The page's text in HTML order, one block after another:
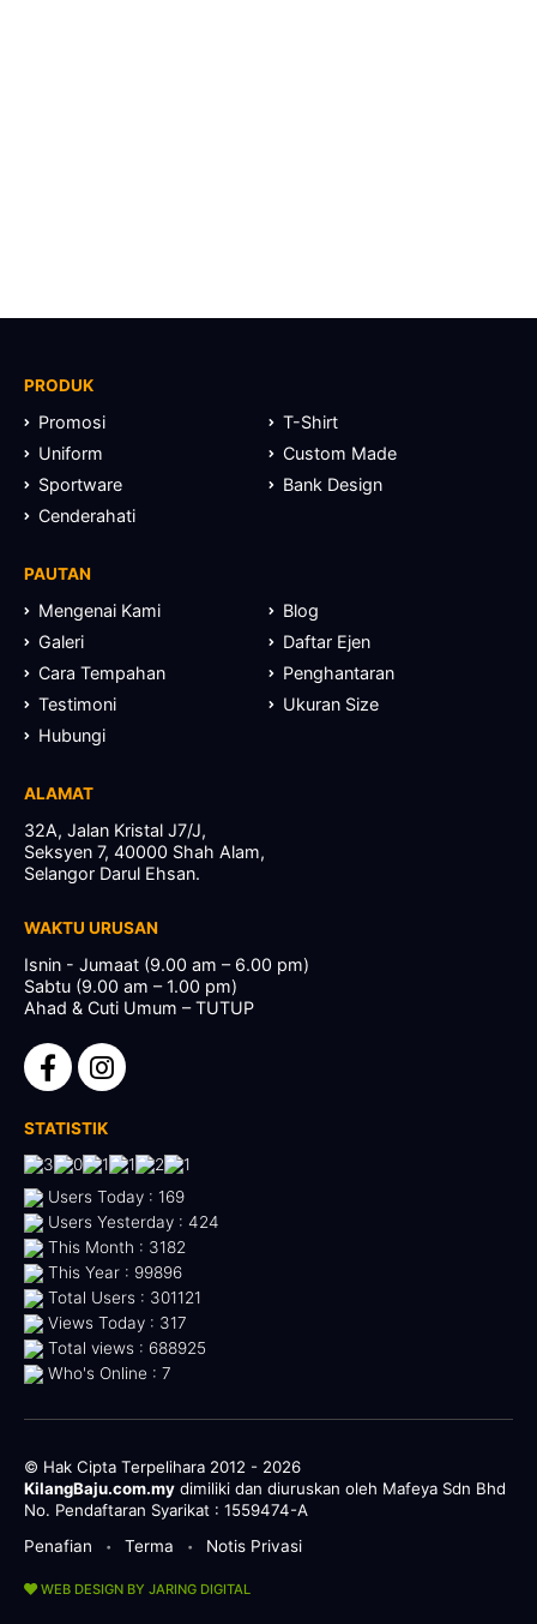
PRODUK
Promosi
T-Shirt
Uniform
Custom Made
Sportware
Bank Design
Cenderahati
PAUTAN
Mengenai Kami
Blog
Galeri
Daftar Ejen
Cara Tempahan
Penghantaran
Testimoni
Ukuran Size
Hubungi
ALAMAT
32A, Jalan Kristal J7/J,
Seksyen 7, 40000 Shah Alam,
Selangor Darul Ehsan.
WAKTU URUSAN
Isnin - Jumaat (9.00 am – 6.00 pm)
Sabtu (9.00 am – 1.00 pm)
Ahad & Cuti Umum – TUTUP
STATISTIK
Users Today : 169
Users Yesterday : 424
This Month : 3182
This Year : 99896
Total Users : 301121
Views Today : 317
Total views : 688925
Who's Online : 7
© Hak Cipta Terpelihara 2012 - 2026
KilangBaju.com.my dimiliki dan diuruskan oleh Mafeya Sdn Bhd
No. Pendaftaran Syarikat : 1559474-A
Penafian
• Terma • Notis Privasi
WEB DESIGN BY JARING DIGITAL